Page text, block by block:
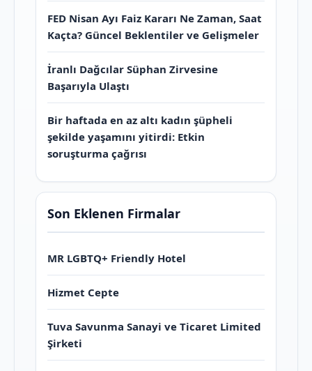
FED Nisan Ayı Faiz Kararı Ne Zaman, Saat
Kaçta? Güncel Beklentiler ve Gelişmeler
İranlı Dağcılar Süphan Zirvesine
Başarıyla Ulaştı
Bir haftada en az altı kadın şüpheli
şekilde yaşamını yitirdi: Etkin
soruşturma çağrısı
Son Eklenen Firmalar
MR LGBTQ+ Friendly Hotel
Hizmet Cepte
Tuva Savunma Sanayi ve Ticaret Limited
Şirketi